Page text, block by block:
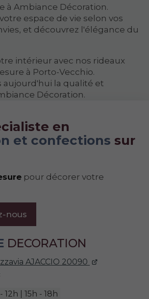
à Ambiance Décoration.
espace de vie selon vos
et découvrez l'élégance du
intérieur avec nos rideaux
à Porto-Vecchio.
aujourd'hui la qualité et
Décoration.
DECORATION
AJACCIO 20090
12h | 15h - 18h
en
et confections sur
pour décorer votre
nous